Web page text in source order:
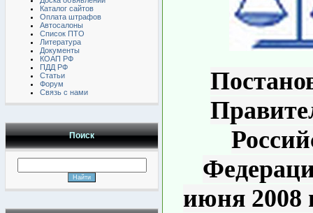
Каталог сайтов
Оплата штрафов
Автосалоны
Список ПТО
Литература
Документы
КОАП РФ
ПДД РФ
Статьи
Форум
Связь с нами
Поиск
июня 2008